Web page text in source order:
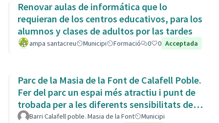
Renovar aulas de informática que lo
requieran de los centros educativos, para los
alumnos y clases de adultos por las tardes
ampa santacreu Municipi Formació 0 0 Acceptada
Parc de la Masia de la Font de Calafell Poble.
Fer del parc un espai més atractiu i punt de
trobada per a les diferents sensibilitats del
barri.Barri Calafell poble. Masia de la Font
Municipi